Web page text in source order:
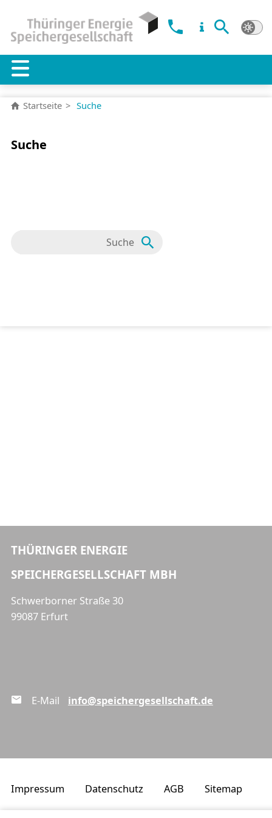
Startseite Suche
Suche
THÜRINGER ENERGIE
SPEICHERGESELLSCHAFT MBH
Schwerborner Straße 30
99087 Erfurt
E-Mail info@speichergesellschaft.de
Impressum Datenschutz AGB Sitemap